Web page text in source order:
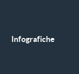
Infografiche